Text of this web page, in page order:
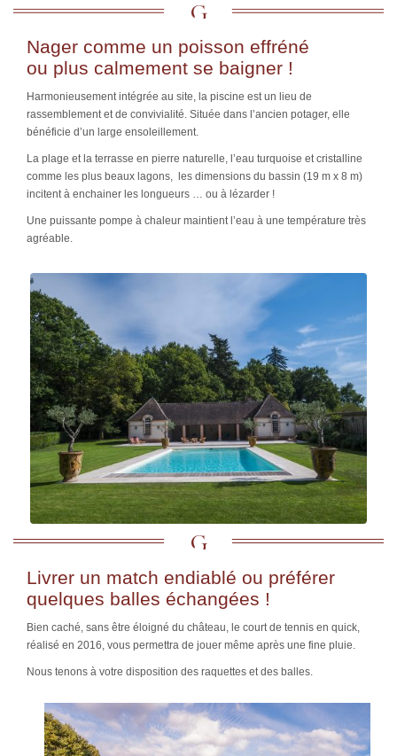
Nager comme un poisson effréné
ou plus calmement se baigner !
Harmonieusement intégrée au site, la piscine est un lieu de
rassemblement et de convivialité. Située dans l’ancien potager, elle
bénéficie d’un large ensoleillement.
La plage et la terrasse en pierre naturelle, l’eau turquoise et cristalline
comme les plus beaux lagons, les dimensions du bassin (19 m x 8 m)
incitent à enchainer les longueurs … ou à lézarder !
Une puissante pompe à chaleur maintient l’eau à une température très
agréable.
Livrer un match endiablé ou préférer
quelques balles échangées !
Bien caché, sans être éloigné du château, le court de tennis en quick,
réalisé en 2016, vous permettra de jouer même après une fine pluie.
Nous tenons à votre disposition des raquettes et des balles.